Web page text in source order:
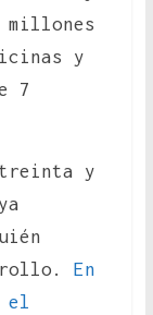
millones
y
7
y
En
el